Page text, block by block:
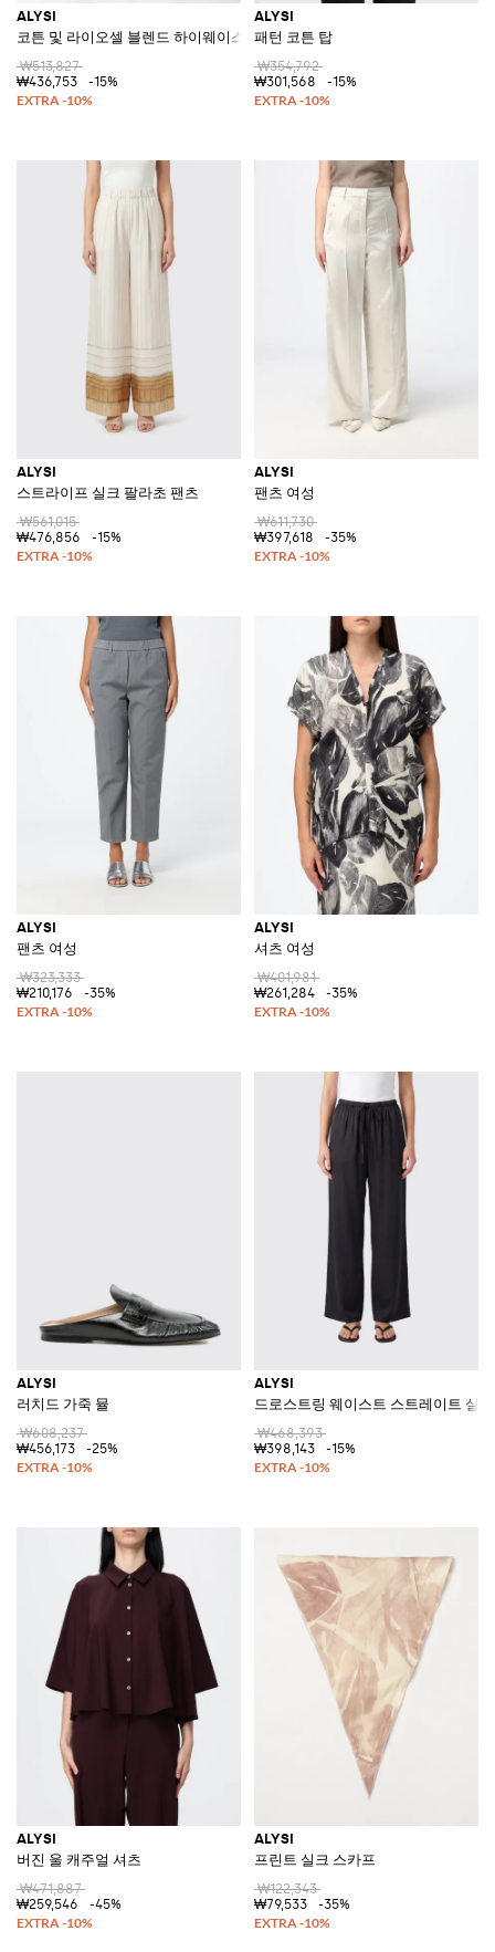
ALYSI
코튼 및 라이오셀 블렌드 하이웨이스트 와이드 레그 팬츠
₩513,827
₩436,753
-15%
ALYSI
패턴 코튼 탑
₩354,792
₩301,568
-15%
ALYSI
스트라이프 실크 팔라초 팬츠
₩561,015
₩476,856
-15%
ALYSI
팬츠 여성
₩611,730
₩397,618
-35%
ALYSI
팬츠 여성
₩323,333
₩210,176
-35%
ALYSI
셔츠 여성
₩401,981
₩261,284
-35%
ALYSI
러치드 가죽 뮬
₩608,237
₩456,173
-25%
ALYSI
드로스트링 웨이스트 스트레이트 실
₩468,393
₩398,143
-15%
ALYSI
버진 울 캐주얼 셔츠
₩471,887
₩259,546
-45%
ALYSI
프린트 실크 스카프
₩122,343
₩79,533
-35%